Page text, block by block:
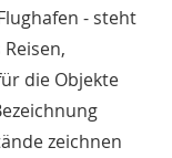
- steht
die Objekte
zeichnen